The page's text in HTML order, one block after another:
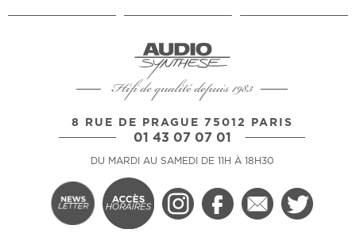
Hifi de qualité depuis 1983
8 RUE DE PRAGUE 75012 PARIS
01 43 07 07 01
DU MARDI AU SAMEDI DE 11H À 18H30